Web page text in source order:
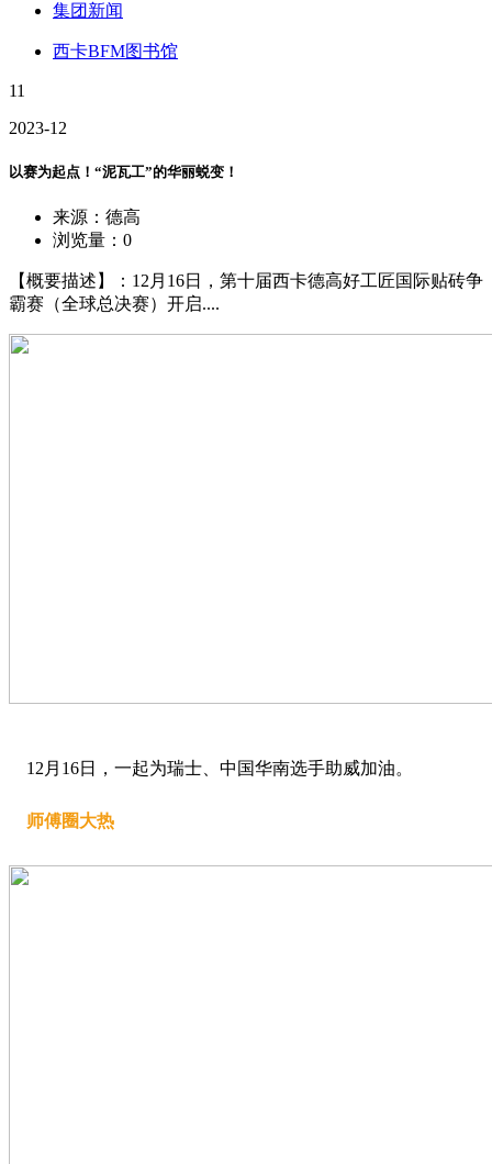
集团新闻
西卡BFM图书馆
11
2023-12
以赛为起点！“泥瓦工”的华丽蜕变！
来源：德高
浏览量： 0
【概要描述】：12月16日，第十届西卡德高好工匠国际贴砖争
霸赛（全球总决赛）开启....
12月16日，一起为瑞士、中国华南选手助威加油。
师傅圈大热